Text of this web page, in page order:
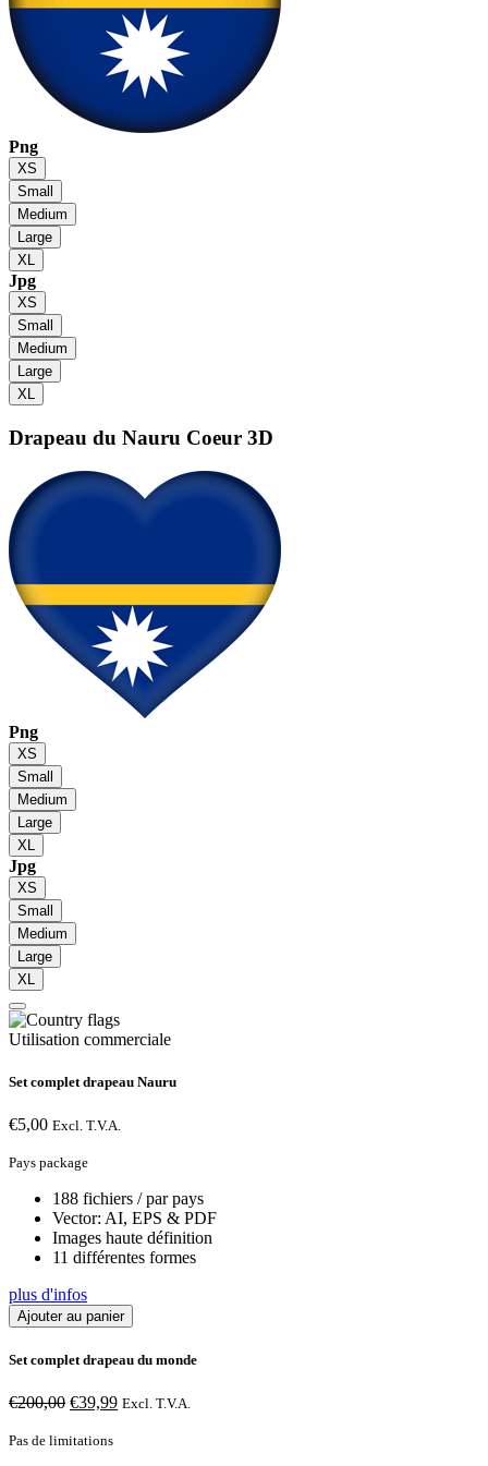
Png
XS
Small
Medium
Large
XL
Jpg
XS
Small
Medium
Large
XL
Drapeau du Nauru Coeur 3D
Png
XS
Small
Medium
Large
XL
Jpg
XS
Small
Medium
Large
XL
Utilisation commerciale
Set complet drapeau Nauru
€5,00 Excl. T.V.A.
Pays package
188 fichiers / par pays
Vector: AI, EPS & PDF
Images haute définition
11 différentes formes
plus d'infos
Ajouter au panier
Set complet drapeau du monde
€200,00 Le
initial
€39,99Le
Excl. T.V.A.
Pas de limitations